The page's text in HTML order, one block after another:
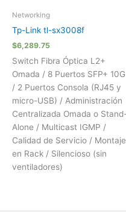
Networking
Tp-Link tl-sx3008f
$6,289.75
Switch Fibra Óptica L2+
Omada / 8 Puertos SFP+ 10G
/ 2 Puertos Consola (RJ45 y
micro-USB) / Administración
Centralizada Omada o
Alone / Multicast IGMP /
Calidad de Servicio / Montaje
en Rack / Silencioso (sin
ventiladores)